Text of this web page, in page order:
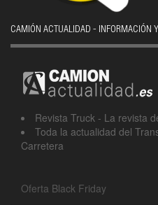
CAMIÓN ACTUALIDAD - INFORMACIÓN
Revista Truck - La revista
Toda la actualidad del
Carretera
Oferta Black Friday